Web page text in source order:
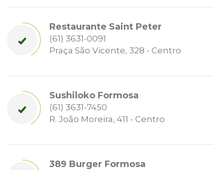
Restaurante Saint Peter
(61) 3631-0091
Praça São Vicente, 328 - Centro
Sushiloko Formosa
(61) 3631-7450
R. João Moreira, 411 - Centro
389 Burger Formosa